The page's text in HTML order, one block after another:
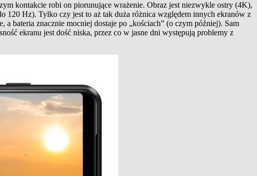
kontakcie robi on piorunujące wrażenie. Obraz jest niezwykle ostry (4K),
120 Hz). Tylko czy jest to aż tak duża różnica względem innych ekranów z
bateria znacznie mocniej dostaje po „kościach” (o czym później). Sam
ekranu jest dość niska, przez co w jasne dni występują problemy z